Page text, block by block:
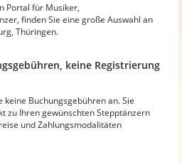
Portal für Musiker,
finden Sie eine große Auswahl an
Thüringen.
keine Registrierung
Buchungsgebühren an. Sie
zu Ihren gewünschten Stepptänzern
und Zahlungsmodalitäten